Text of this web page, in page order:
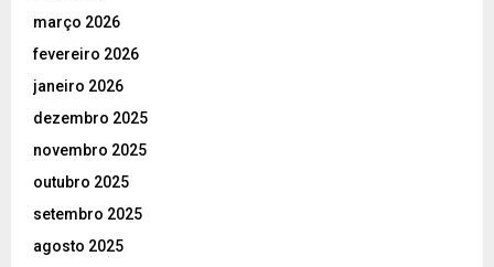
março 2026
fevereiro 2026
janeiro 2026
dezembro 2025
novembro 2025
outubro 2025
setembro 2025
agosto 2025